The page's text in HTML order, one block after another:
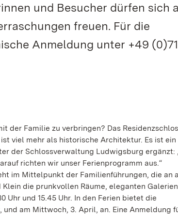
und Besucher dürfen sich
freuen. Für die
Anmeldung unter +49
der Familie zu verbringen? Das
viel mehr als historische Architektur. Es ist ein
der Schlossverwaltung Ludwigsburg ergänzt:
richten wir unser Ferienprogramm aus.“
im Mittelpunkt der Familienführungen, die an
die prunkvollen Räume, eleganten
Uhr und 15.45 Uhr. In den Ferien bietet die
am Mittwoch, 3. April, an. Eine Anmeldung